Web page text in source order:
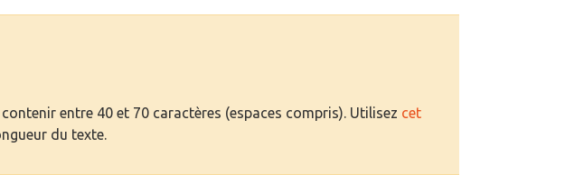
entre 40 et 70 caractères (espaces compris). Utilisez cet
du texte.